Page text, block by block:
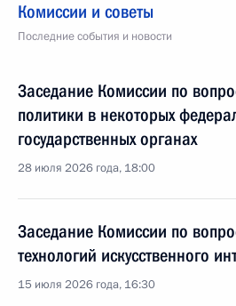
Комиссии и советы
Последние события и новости
Заседание Комиссии по
политики в некоторых
государственных органах
28 июля 2026 года, 18:00
Заседание Комиссии по
технологий искусственного
15 июля 2026 года, 16:30